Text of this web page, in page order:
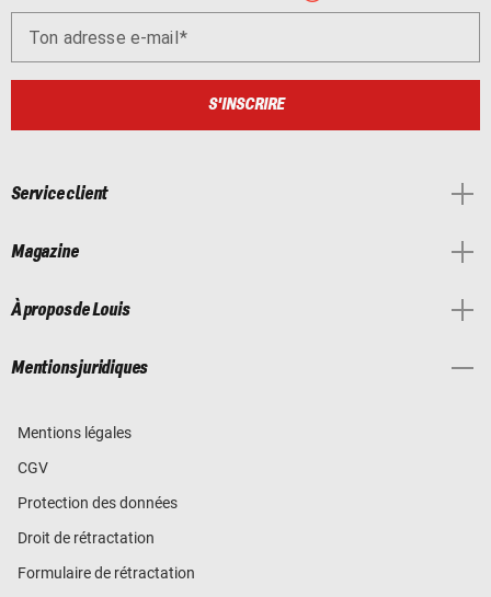
Ton adresse e-mail
S'INSCRIRE
Service client
Magazine
À propos de Louis
Mentions juridiques
Mentions légales
CGV
Protection des données
Droit de rétractation
Formulaire de rétractation